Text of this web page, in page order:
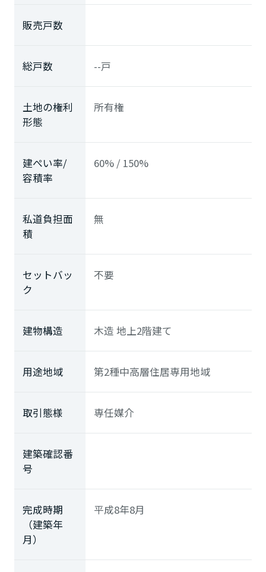
販売戸数
総戸数 --戸
土地の権利
形態
所有権
建ぺい率/
容積率
60% / 150%
私道負担面
積
無
セットバッ
ク
不要
建物構造 木造 地上2階建て
用途地域 第2種中高層住居専用地域
取引態様 専任媒介
建築確認番
号
完成時期
（建築年
月）
平成8年8月